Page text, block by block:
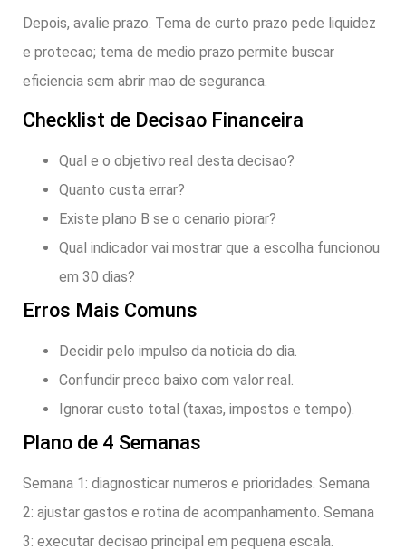
Depois, avalie prazo. Tema de curto prazo pede liquidez
e protecao; tema de medio prazo permite buscar
eficiencia sem abrir mao de seguranca.
Checklist de Decisao Financeira
Qual e o objetivo real desta decisao?
Quanto custa errar?
Existe plano B se o cenario piorar?
Qual indicador vai mostrar que a escolha funcionou
em 30 dias?
Erros Mais Comuns
Decidir pelo impulso da noticia do dia.
Confundir preco baixo com valor real.
Ignorar custo total (taxas, impostos e tempo).
Plano de 4 Semanas
Semana 1: diagnosticar numeros e prioridades. Semana
2: ajustar gastos e rotina de acompanhamento. Semana
3: executar decisao principal em pequena escala.